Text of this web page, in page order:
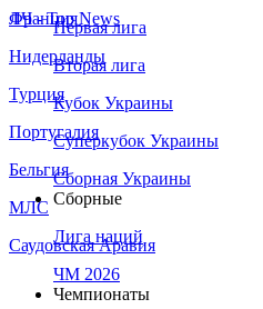
Франция
Нидерланды
Турция
Португалия
Бельгия
МЛС
Саудовская Аравия
ЛЧ - Top News
Первая лига
Вторая лига
Кубок Украины
Суперкубок Украины
Сборная Украины
Сборные
Лига наций
ЧМ 2026
Чемпионаты